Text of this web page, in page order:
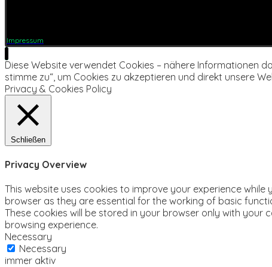
Impressum
Diese Website verwendet Cookies – nähere Informationen
stimme zu“, um Cookies zu akzeptieren und direkt unsere
Privacy & Cookies Policy
Schließen
Privacy Overview
This website uses cookies to improve your experience
browser as they are essential for the working of basic
These cookies will be stored in your browser only with
browsing experience.
Necessary
Necessary
immer aktiv